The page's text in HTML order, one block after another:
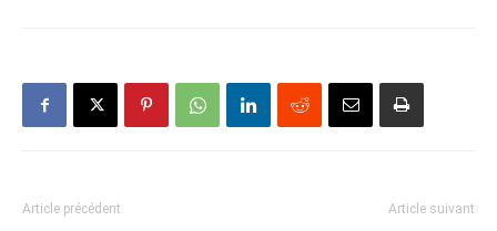
Article précédent Article suivant